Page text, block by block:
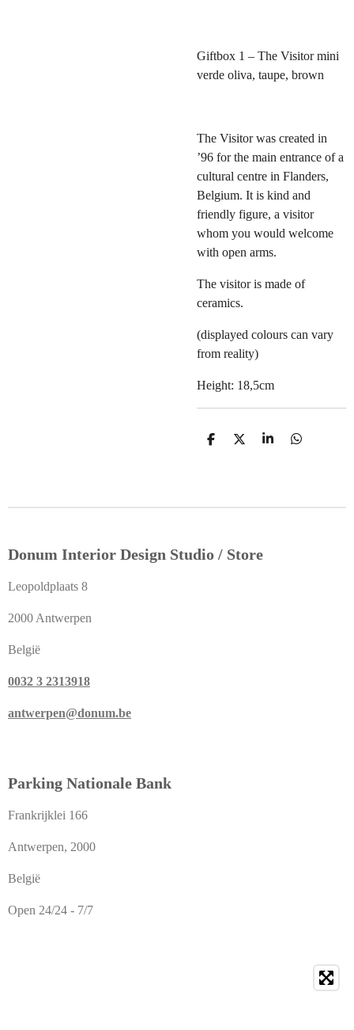
Giftbox 1 – The Visitor mini
verde oliva, taupe, brown
The Visitor was created in
’96 for the main entrance of a
cultural centre in Flanders,
Belgium. It is kind and
friendly figure, a visitor
whom you would welcome
with open arms.
The visitor is made of
ceramics.
(displayed colours can vary
from reality)
Height: 18,5cm
D
D
S
D
Donum Interior Design Studio / Store
Leopoldplaats 8
2000 Antwerpen
België
0032 3 2313918
antwerpen@donum.be
Parking Nationale Bank
Frankrijklei 166
Antwerpen, 2000
België
Open 24/24 - 7/7